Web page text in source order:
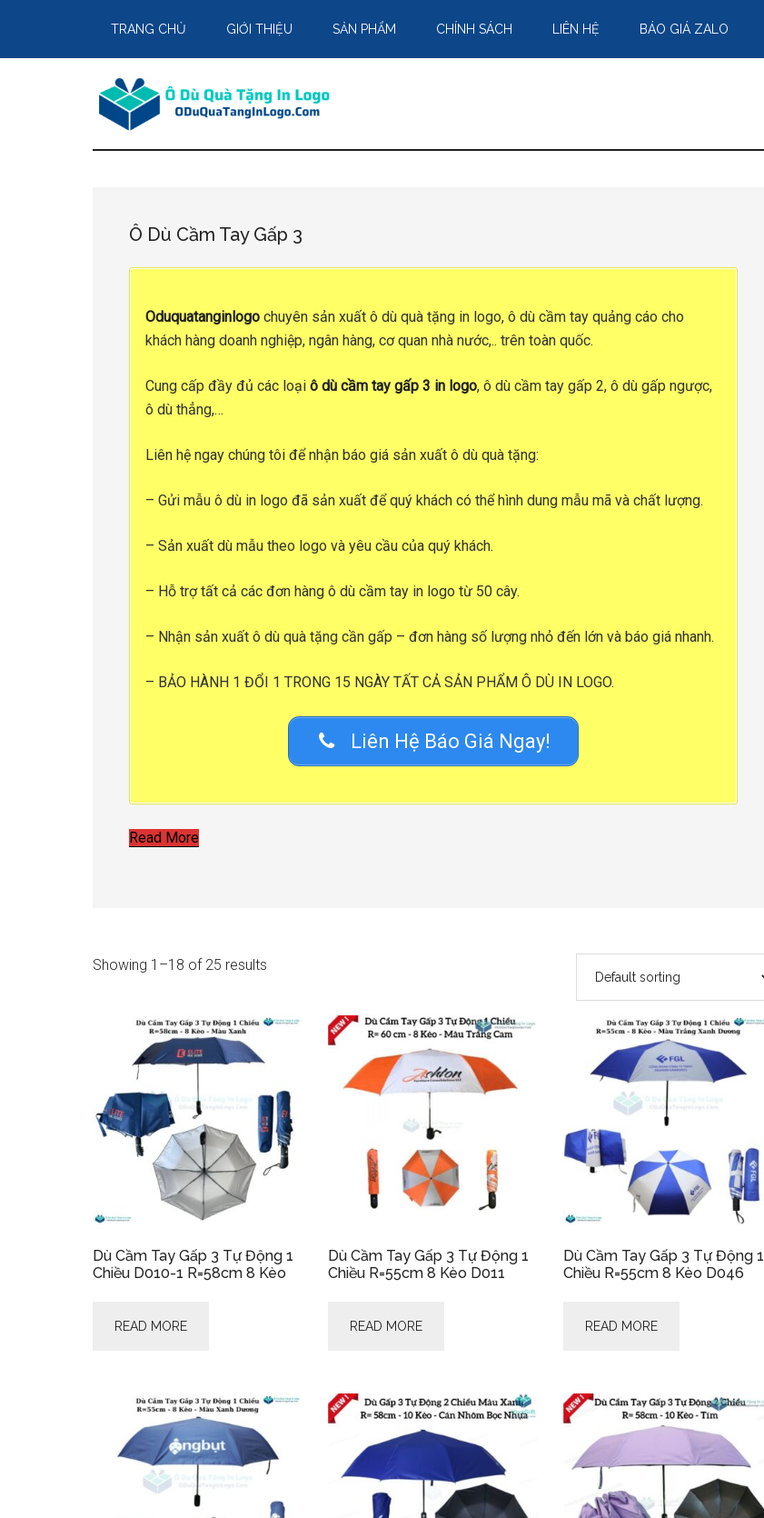
main
primary
footer
TRANG CHỦ GIỚI THIỆU SẢN PHẨM CHÍNH SÁCH LIÊN HỆ BÁO GIÁ ZALO
Ô Dù Cầm Tay Gấp 3
Oduquatanginlogo chuyên sản xuất ô dù quà tặng in logo, ô dù cầm tay quảng cáo cho
khách hàng doanh nghiệp, ngân hàng, cơ quan nhà nước,.. trên toàn quốc.
Cung cấp đầy đủ các loại ô dù cầm tay gấp 3 in logo, ô dù cầm tay gấp 2, ô dù gấp ngược,
ô dù thẳng,…
Liên hệ ngay chúng tôi để nhận báo giá sản xuất ô dù quà tặng:
– Gửi mẫu ô dù in logo đã sản xuất để quý khách có thể hình dung mẫu mã và chất lượng.
– Sản xuất dù mẫu theo logo và yêu cầu của quý khách.
– Hỗ trợ tất cả các đơn hàng ô dù cầm tay in logo từ 50 cây.
– Nhận sản xuất ô dù quà tặng cần gấp – đơn hàng số lượng nhỏ đến lớn và báo giá nhanh.
– BẢO HÀNH 1 ĐỔI 1 TRONG 15 NGÀY TẤT CẢ SẢN PHẨM Ô DÙ IN LOGO.
Liên Hệ Báo Giá Ngay!
Read More
Showing 1–18 of 25 results
Dù Cầm Tay Gấp 3 Tự Động 1
Chiều D010-1 R=58cm 8 Kèo
READ MORE
Dù Cầm Tay Gấp 3 Tự Động 1
Chiều R=55cm 8 Kèo D011
READ MORE
Dù Cầm Tay Gấp 3 Tự Động 1
Chiều R=55cm 8 Kèo D046
READ MORE